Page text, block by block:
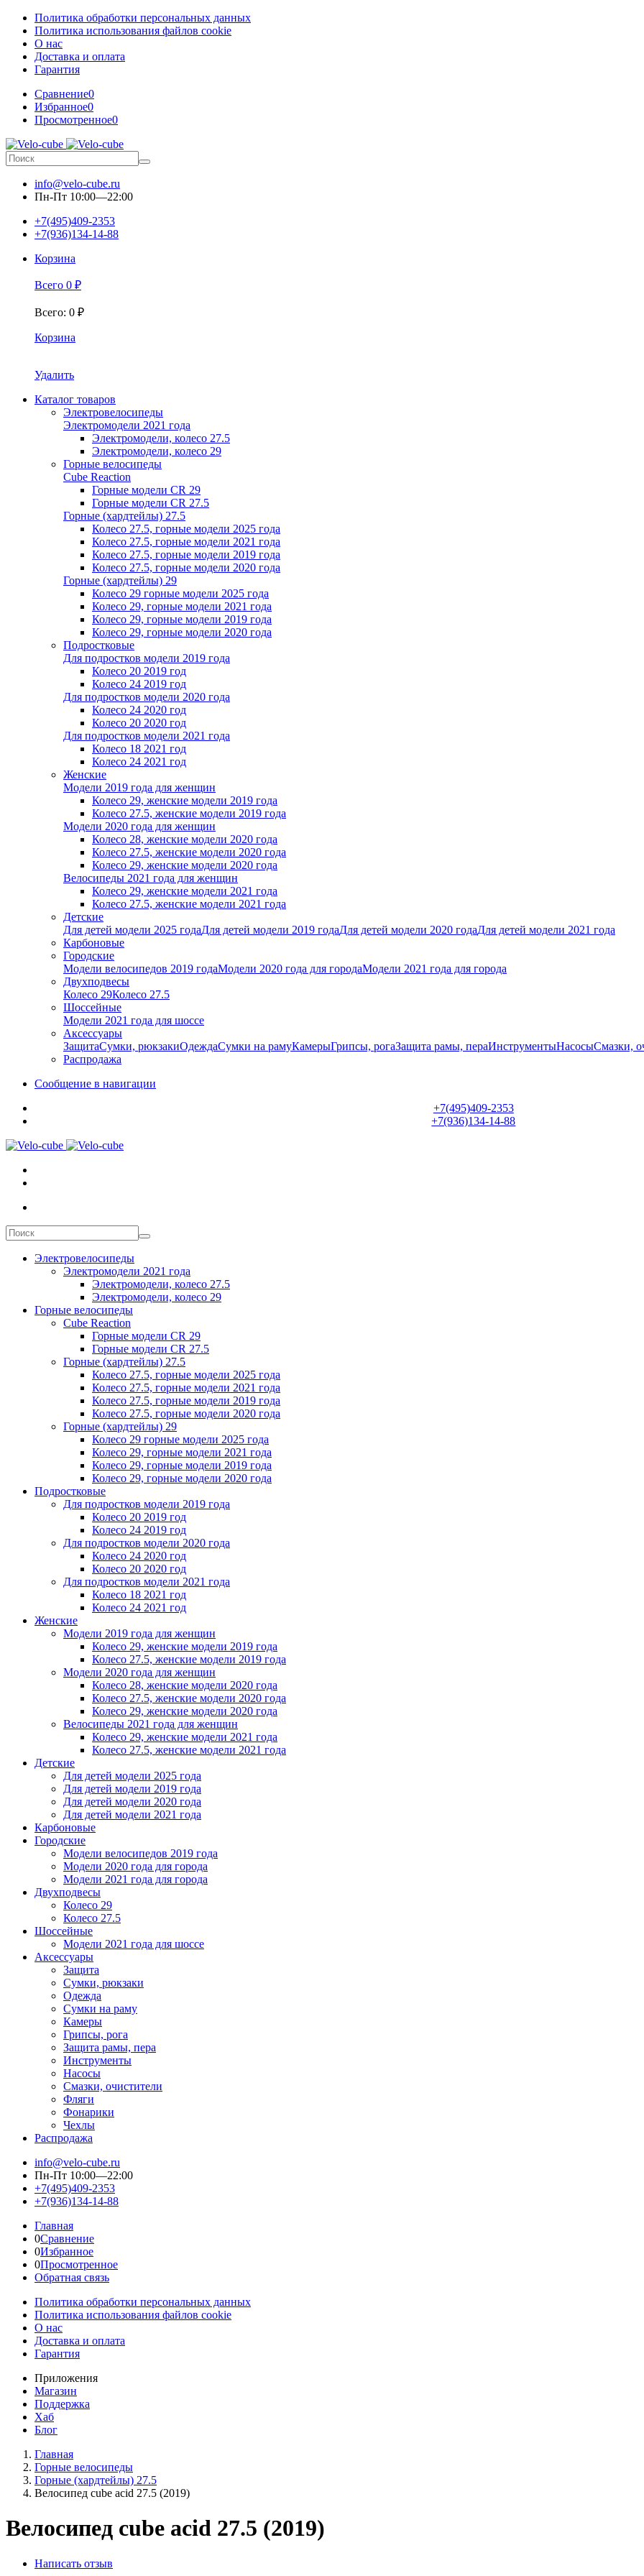
Политика обработки персональных данных
Политика использования файлов cookie
О нас
Доставка и оплата
Гарантия
Сравнение0
Избранное0
Просмотренное0
info@velo-cube.ru
Пн-Пт 10:00—22:00
+7(495)409-2353
+7(936)134-14-88
Корзина
Всего 0 ₽
Всего: 0 ₽
Корзина
Удалить
Каталог товаров
Электровелосипеды
Электромодели 2021 года
Электромодели, колесо 27.5
Электромодели, колесо 29
Горные велосипеды
Cube Reaction
Горные модели CR 29
Горные модели CR 27.5
Горные (хардтейлы) 27.5
Колесо 27.5, горные модели 2025 года
Колесо 27.5, горные модели 2021 года
Колесо 27.5, горные модели 2019 года
Колесо 27.5, горные модели 2020 года
Горные (хардтейлы) 29
Колесо 29 горные модели 2025 года
Колесо 29, горные модели 2021 года
Колесо 29, горные модели 2019 года
Колесо 29, горные модели 2020 года
Подростковые
Для подростков модели 2019 года
Колесо 20 2019 год
Колесо 24 2019 год
Для подростков модели 2020 года
Колесо 24 2020 год
Колесо 20 2020 год
Для подростков модели 2021 года
Колесо 18 2021 год
Колесо 24 2021 год
Женскиe
Модели 2019 года для женщин
Колесо 29, женские модели 2019 года
Колесо 27.5, женские модели 2019 года
Модели 2020 года для женщин
Колесо 28, женские модели 2020 года
Колесо 27.5, женские модели 2020 года
Колесо 29, женские модели 2020 года
Велосипеды 2021 года для женщин
Колесо 29, женские модели 2021 года
Колесо 27.5, женские модели 2021 года
Детские
Для детей модели 2025 годаДля детей модели 2019 годаДля детей модели 2020 годаДля детей модели 2021 года
Карбоновые
Городские
Модели велосипедов 2019 годаМодели 2020 года для городаМодели 2021 года для города
Двухподвесы
Колесо 29Колесо 27.5
Шоссейные
Модели 2021 года для шоссе
Аксессуары
ЗащитаСумки, рюкзакиОдеждаСумки на рамуКамерыГрипсы, рогаЗащита рамы, пераИнструментыНасосыСмазки,
Распродажа
Сообщение в навигации
+7(495)409-2353
+7(936)134-14-88
Электровелосипеды
Электромодели 2021 года
Электромодели, колесо 27.5
Электромодели, колесо 29
Горные велосипеды
Cube Reaction
Горные модели CR 29
Горные модели CR 27.5
Горные (хардтейлы) 27.5
Колесо 27.5, горные модели 2025 года
Колесо 27.5, горные модели 2021 года
Колесо 27.5, горные модели 2019 года
Колесо 27.5, горные модели 2020 года
Горные (хардтейлы) 29
Колесо 29 горные модели 2025 года
Колесо 29, горные модели 2021 года
Колесо 29, горные модели 2019 года
Колесо 29, горные модели 2020 года
Подростковые
Для подростков модели 2019 года
Колесо 20 2019 год
Колесо 24 2019 год
Для подростков модели 2020 года
Колесо 24 2020 год
Колесо 20 2020 год
Для подростков модели 2021 года
Колесо 18 2021 год
Колесо 24 2021 год
Женскиe
Модели 2019 года для женщин
Колесо 29, женские модели 2019 года
Колесо 27.5, женские модели 2019 года
Модели 2020 года для женщин
Колесо 28, женские модели 2020 года
Колесо 27.5, женские модели 2020 года
Колесо 29, женские модели 2020 года
Велосипеды 2021 года для женщин
Колесо 29, женские модели 2021 года
Колесо 27.5, женские модели 2021 года
Детские
Для детей модели 2025 года
Для детей модели 2019 года
Для детей модели 2020 года
Для детей модели 2021 года
Карбоновые
Городские
Модели велосипедов 2019 года
Модели 2020 года для города
Модели 2021 года для города
Двухподвесы
Колесо 29
Колесо 27.5
Шоссейные
Модели 2021 года для шоссе
Аксессуары
Защита
Сумки, рюкзаки
Одежда
Сумки на раму
Камеры
Грипсы, рога
Защита рамы, пера
Инструменты
Насосы
Смазки, очистители
Фляги
Фонарики
Чехлы
Распродажа
info@velo-cube.ru
Пн-Пт 10:00—22:00
+7(495)409-2353
+7(936)134-14-88
Главная
0Сравнение
0Избранное
0Просмотренное
Обратная связь
Политика обработки персональных данных
Политика использования файлов cookie
О нас
Доставка и оплата
Гарантия
Приложения
Магазин
Поддержка
Хаб
Блог
Главная
Горные велосипеды
Горные (хардтейлы) 27.5
Велосипед cube acid 27.5 (2019)
Велосипед cube acid 27.5 (2019)
Написать отзыв